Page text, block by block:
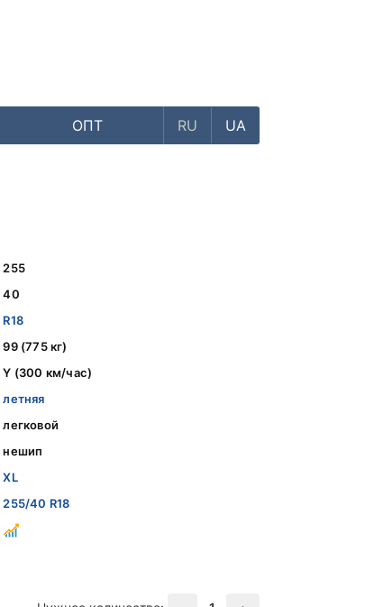
ОПТ RU UA
255
40
R18
99 (775 кг)
Y (300 км/час)
летняя
легковой
нешип
XL
255/40 R18